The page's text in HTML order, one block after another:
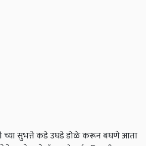
च्या सुभत्ते कडे उघडे डोळे करून बघणे आता